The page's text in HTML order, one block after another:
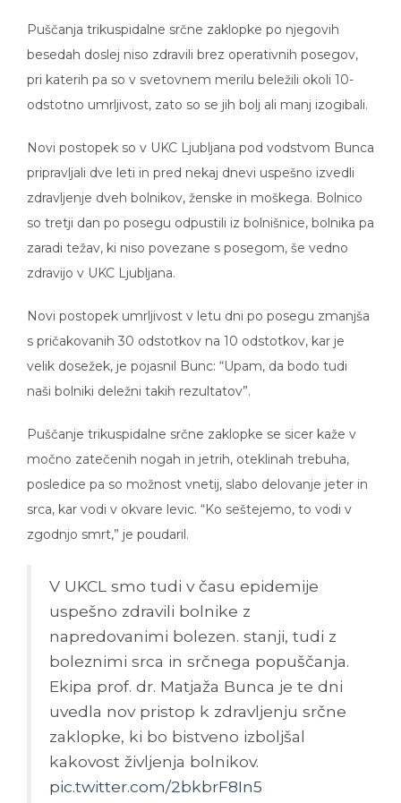
besedah doslej niso zdravili brez operativnih posegov,
pri katerih pa so v svetovnem merilu beležili okoli 10-
odstotno umrljivost, zato so se jih bolj ali manj izogibali.
pripravljali dve leti in pred nekaj dnevi uspešno izvedli
zdravljenje dveh bolnikov, ženske in moškega. Bolnico
so tretji dan po posegu odpustili iz bolnišnice, bolnika pa
zaradi težav, ki niso povezane s posegom, še vedno
zdravijo v UKC Ljubljana.
s pričakovanih 30 odstotkov na 10 odstotkov, kar je
velik dosežek, je pojasnil Bunc: “Upam, da bodo tudi
naši bolniki deležni takih rezultatov”.
močno zatečenih nogah in jetrih, oteklinah trebuha,
posledice pa so možnost vnetij, slabo delovanje jeter in
srca, kar vodi v okvare levic. “Ko seštejemo, to vodi v
napredovanimi bolezen. stanji, tudi z
boleznimi srca in srčnega popuščanja.
Ekipa prof. dr. Matjaža Bunca je te dni
uvedla nov pristop k zdravljenju srčne
zaklopke, ki bo bistveno izboljšal
kakovost življenja bolnikov.
pic.twitter.com/2bkbrF8In5